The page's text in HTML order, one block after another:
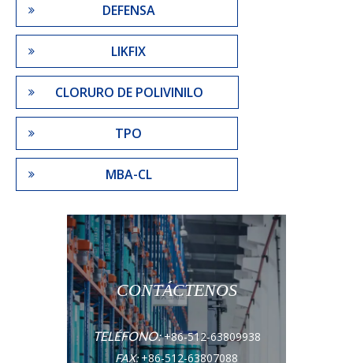
DEFENSA
LIKFIX
CLORURO DE POLIVINILO
TPO
MBA-CL
CONTÁCTENOS
TELÉFONO: +86-512-63809938
FAX:+86-512-63807088